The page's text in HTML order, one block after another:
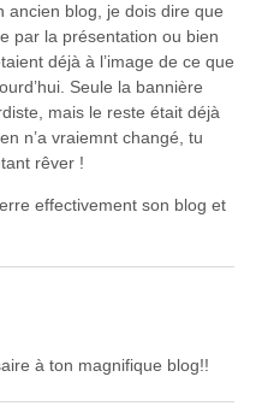
ancien blog, je dois dire que
par la présentation ou bien
déjà à l’image de ce que
Seule la bannière
mais le reste était déjà
n’a vraiemnt changé, tu
rêver !
effectivement son blog et
à ton magnifique blog!!